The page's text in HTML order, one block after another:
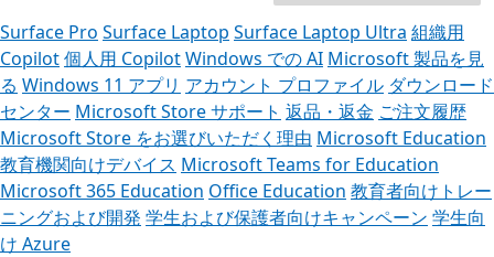
Surface Pro Surface Laptop Surface Laptop Ultra 組織用
Copilot個人用 CopilotWindows での AI Microsoft 製品を見
る Windows 11 アプリ アカウント プロファイル ダウンロード
センター Microsoft Store サポート 返品・返金 ご注文履歴
Microsoft Store をお選びいただく理由 Microsoft Education
教育機関向けデバイス Microsoft Teams for Education
Microsoft 365 Education Office Education 教育者向けトレー
ニングおよび開発 学生および保護者向けキャンペーン 学生向
け Azure